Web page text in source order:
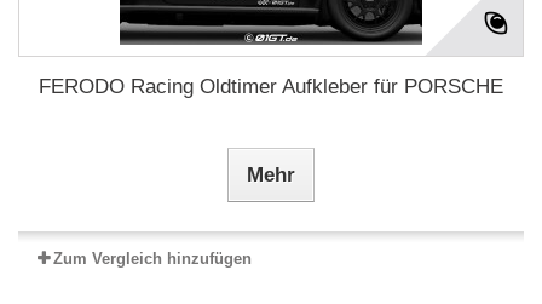
FERODO Racing Oldtimer Aufkleber für PORSCHE
Mehr
Zum Vergleich hinzufügen